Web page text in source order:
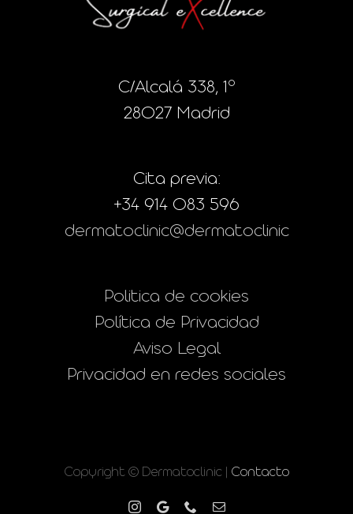
C/Alcalá 338, 1º
28027 Madrid
Cita previa:
+34 914 083 596
dermatoclinic@dermatoclinic
Politica de cookies
Política de Privacidad
Aviso Legal
Privacidad en redes sociales
Copyright © Dermatoclinic | Contacto
Instagram
Google PhoneCorreo